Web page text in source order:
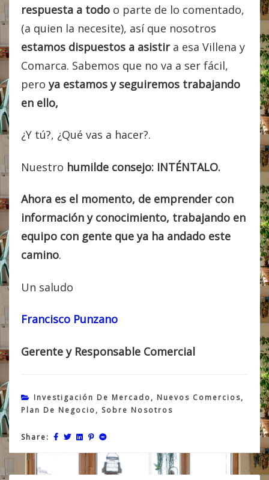
respuesta a todo o parte de lo comentado,
(a quien la necesite), así que nosotros
estamos dispuestos a asistira esa Villena y
Comarca. Sabemos que no va a ser fácil,
peroya estamos y seguiremos trabajando
en ello,
¿Y tú?, ¿Qué vas a hacer?.
Nuestro humilde consejo: INTÉNTALO.
Ahora es el momento, de emprender con
información y conocimiento, trabajando en
equipo con gente que ya ha andado este
camino.
Un saludo
Francisco Punzano
Gerente y Responsable Comercial
Investigación De Mercado, Nuevos Comercios,
Plan De Negocio, Sobre Nosotros
Share: